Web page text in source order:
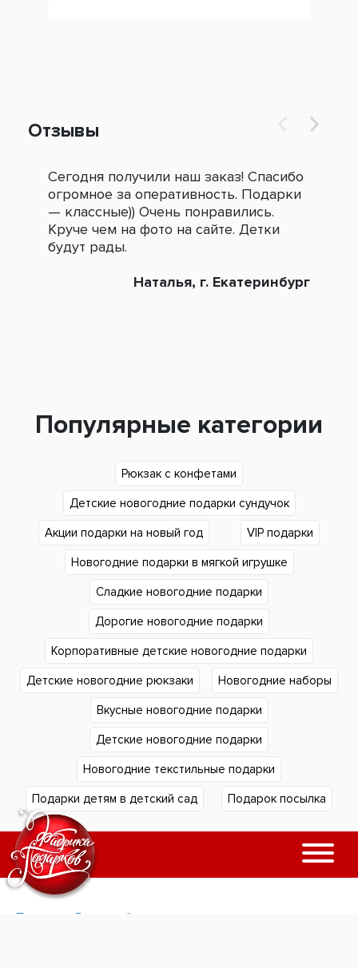
Отзывы
Сегодня получили наш заказ! Спасибо
огромное за оперативность. Подарки
— классные)) Очень понравились.
Круче чем на фото на сайте. Детки
будут рады.
Наталья, г. Екатеринбург
Популярные категории
Рюкзак с конфетами
Детские новогодние подарки сундучок
Акции подарки на новый год VIP подарки
Новогодние подарки в мягкой игрушке
Сладкие новогодние подарки
Дорогие новогодние подарки
Корпоративные детские новогодние подарки
Детские новогодние рюкзаки Новогодние наборы
Вкусные новогодние подарки
Детские новогодние подарки
Новогодние текстильные подарки
Подарки детям в детский сад Подарок посылка
Подарки в Екатеринбурге